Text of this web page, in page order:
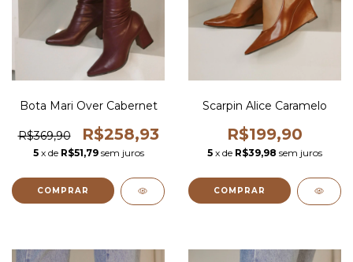
Bota Mari Over Cabernet
R$369,90 R$258,93
5 x de R$51,79 sem juros
COMPRAR
Scarpin Alice Caramelo
R$199,90
5 x de R$39,98 sem juros
COMPRAR